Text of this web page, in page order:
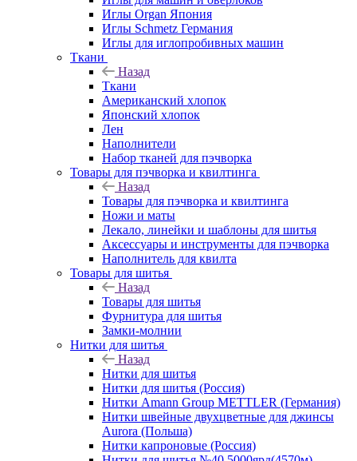
Иглы Organ Япония
Иглы Schmetz Германия
Иглы для иглопробивных машин
Ткани
Назад
Ткани
Американский хлопок
Японский хлопок
Лен
Наполнители
Набор тканей для пэчворка
Товары для пэчворка и квилтинга
Назад
Товары для пэчворка и квилтинга
Ножи и маты
Лекало, линейки и шаблоны для шитья
Аксессуары и инструменты для пэчворка
Наполнитель для квилта
Товары для шитья
Назад
Товары для шитья
Фурнитура для шитья
Замки-молнии
Нитки для шитья
Назад
Нитки для шитья
Нитки для шитья (Россия)
Нитки Amann Group METTLER (Германия)
Нитки швейные двухцветные для джинсы
Aurora (Польша)
Нитки капроновые (Россия)